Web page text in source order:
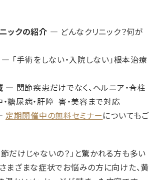
ックの紹介 — どんなクリニック？何が
— 「手術をしない・入院しない」根本治療
— 関節疾患だけでなく、ヘルニア・脊柱
糖尿病・肝障 害・美容まで対応
定期開催中の無料セミナーについてもご
だけじゃないの？」と驚かれる方も多い
まざまな症状でお悩みの方に向けた、黄